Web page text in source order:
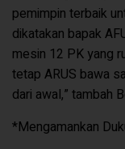
pemimpin terbaik
dikatakan bapak
mesin 12 PK yang
tetap ARUS bawa
dari awal,” tambah
*Mengamankan